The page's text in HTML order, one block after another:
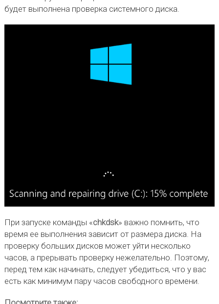
будет выполнена проверка системного диска.
При запуске команды «chkdsk» важно помнить, что
время ее выполнения зависит от размера диска. На
проверку больших дисков может уйти несколько
часов, а прерывать проверку нежелательно. Поэтому,
перед тем как начинать, следует убедиться, что у вас
есть как минимум пару часов свободного времени.